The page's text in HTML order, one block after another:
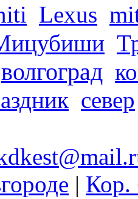
Lexus
волгоград
север
| Кор.